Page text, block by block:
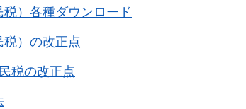
）各種ダウンロード
）の改正点
税の改正点